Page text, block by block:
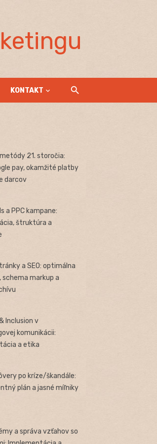
KONTAKT
21. storočia:
pay, okamžité platby
darcov
a PPC kampane:
štruktúra a
a SEO: optimálna
markup a
Inclusion v
komunikácii:
a etika
po kríze/škandále:
plán a jasné míľniky
a správa vzťahov so